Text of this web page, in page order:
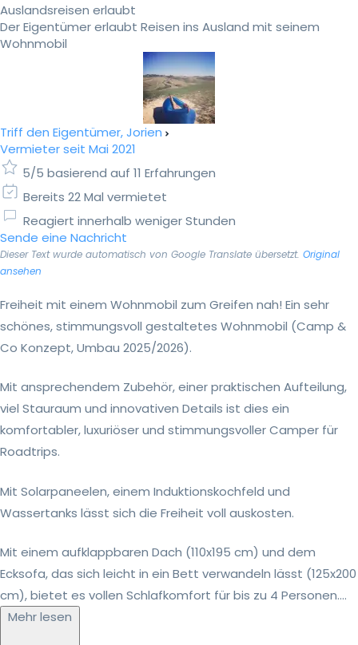
Auslandsreisen erlaubt
Der Eigentümer erlaubt Reisen ins Ausland mit seinem
Wohnmobil
Triff den Eigentümer, Jorien
Vermieter seit Mai 2021
5/5 basierend auf 11 Erfahrungen
Bereits 22 Mal vermietet
Reagiert innerhalb weniger Stunden
Sende eine Nachricht
Dieser Text wurde automatisch von Google Translate übersetzt. Original
ansehen
Freiheit mit einem Wohnmobil zum Greifen nah! Ein sehr
schönes, stimmungsvoll gestaltetes Wohnmobil (Camp &
Co Konzept, Umbau 2025/2026).
Mit ansprechendem Zubehör, einer praktischen Aufteilung,
viel Stauraum und innovativen Details ist dies ein
komfortabler, luxuriöser und stimmungsvoller Camper für
Roadtrips.
Mit Solarpaneelen, einem Induktionskochfeld und
Wassertanks lässt sich die Freiheit voll auskosten.
Mit einem aufklappbaren Dach (110x195 cm) und dem
Ecksofa, das sich leicht in ein Bett verwandeln lässt (125x200
cm), bietet es vollen Schlafkomfort für bis zu 4 Personen....
Mehr lesen